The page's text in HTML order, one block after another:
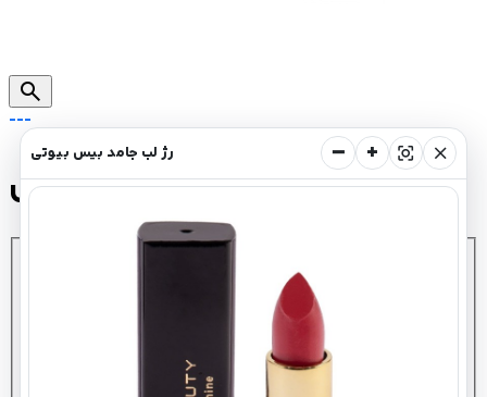
search
رژ لب جامد بیس بیوتی − + center_focus_strong close
---
رژ لب جامد بیس بیوتی
03